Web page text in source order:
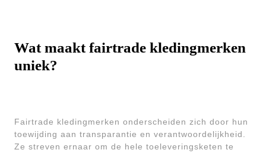
Wat maakt fairtrade kledingmerken
uniek?
Fairtrade kledingmerken onderscheiden zich door hun
toewijding aan transparantie en verantwoordelijkheid.
Ze streven ernaar om de hele toeleveringsketen te